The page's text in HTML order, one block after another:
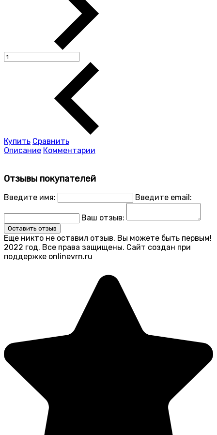
Купить Сравнить
Описание Комментарии
Отзывы покупателей
Введите имя: Введите email:
Ваш отзыв:
Оставить отзыв
Еще никто не оставил отзыв. Вы можете быть первым!
2022 год. Все права защищены. Сайт создан при
поддержке onlinevrn.ru